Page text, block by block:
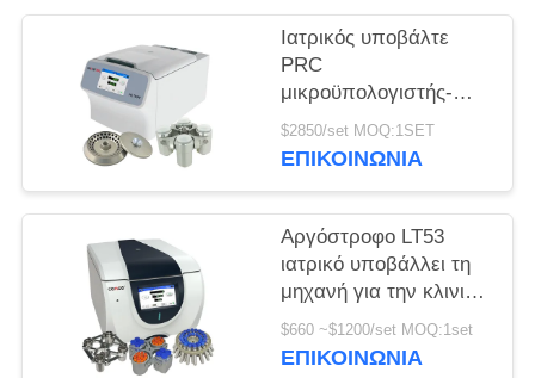
Ιατρικός υποβάλτε
PRC
μικροϋπολογιστής-
σωλήνων H1750R σε
φυγοκέντρωση τη
κατεψυγμένη
υποβάλλει
$2850/set MOQ:1SET
ΕΠΙΚΟΙΝΩΝΊΑ
Αργόστροφο LT53
ιατρικό υποβάλλει τη
μηχανή για την κλινική
γενετική βιολογία
ιατρικής σε
$660 ~$1200/set MOQ:1set
ΕΠΙΚΟΙΝΩΝΊΑ